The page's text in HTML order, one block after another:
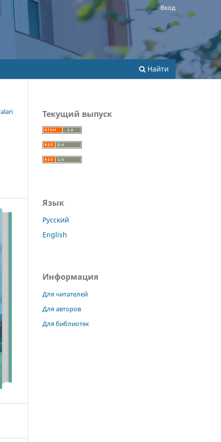
Найти
Вход
Текущий выпуск
Язык
Русский
English
Информация
Для читателей
Для авторов
Для библиотек